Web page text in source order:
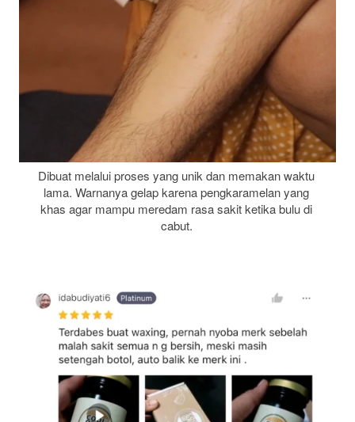
Dibuat melalui proses yang unik dan memakan waktu
lama. Warnanya gelap karena pengkaramelan yang
khas agar mampu meredam rasa sakit ketika bulu di
cabut.